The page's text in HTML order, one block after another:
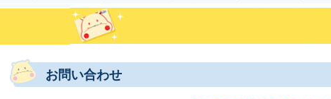
お問い合わせ